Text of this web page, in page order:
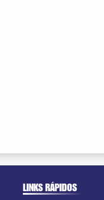
LINKS RÁPIDOS